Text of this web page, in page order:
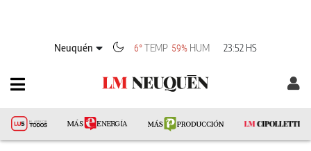
Neuquén 6°TEMP 59% HUM 23:52 HS